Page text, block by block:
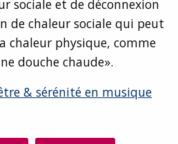
sociale et de déconnexion
de chaleur sociale qui peut
chaleur physique, comme
douche chaude».
& sérénité en musique